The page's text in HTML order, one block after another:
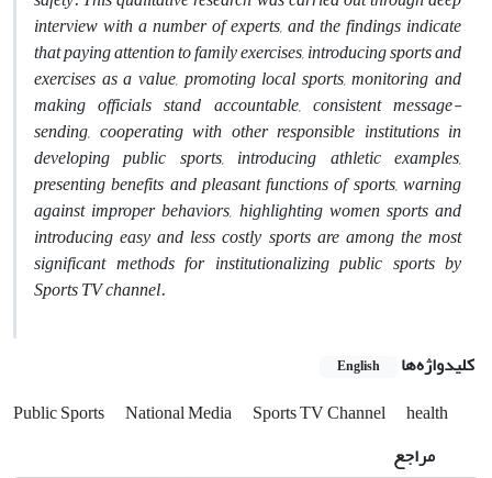
interview with a number of experts, and the findings indicate
that paying attention to family exercises, introducing sports and
exercises as a value, promoting local sports, monitoring and
making officials stand accountable, consistent message-
sending, cooperating with other responsible institutions in
developing public sports, introducing athletic examples,
presenting benefits and pleasant functions of sports, warning
against improper behaviors, highlighting women sports and
introducing easy and less costly sports are among the most
significant methods for institutionalizing public sports by
Sports TV channel.
کلیدواژه‌ها English
Public Sports National Media Sports TV Channel
health
مراجع